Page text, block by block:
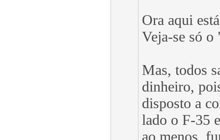
Ora aqui
Veja-se só
Mas, todos
dinheiro,
disposto a
lado o F-35
ao menos,